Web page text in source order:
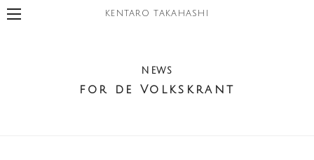
KENTARO TAKAHASHI
NEWS
for de Volkskrant